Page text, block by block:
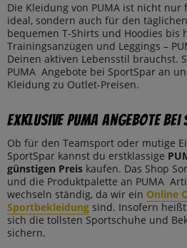
Die Kleidung von PUMA ist nicht
ideal, sondern auch für den
bequemen T-Shirts und Hoodies bis
Trainingsanzügen und Leggings –
Deinen aktiven Lebensstil brauchst.
PUMA Angebote bei SportSpar an
Kleidung zu Outlet-Preisen.
Exklusive PUMA Angebote
Ob für den Teamsport oder mutige
SportSpar kannst du erstklassige
günstigen Preis kaufen. Das Shop
und die Produktpalette an PUMA
wechseln ständig, da wir ein Online
Sportbekleidung sind. Insofern
sich die tollsten Sportschuhe und
sichern.